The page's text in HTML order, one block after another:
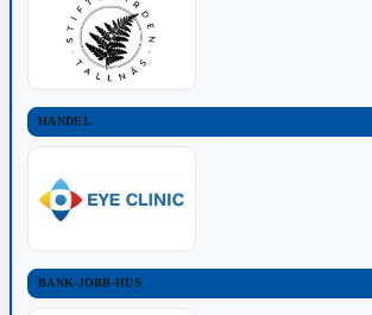
HANDEL
BANK-JOBB-HUS